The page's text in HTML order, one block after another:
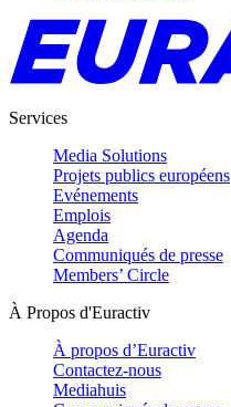
Services
Media Solutions
Projets publics européens
Evénements
Emplois
Agenda
Communiqués de presse
Members’ Circle
À Propos d'Euractiv
À propos d’Euractiv
Contactez-nous
Mediahuis